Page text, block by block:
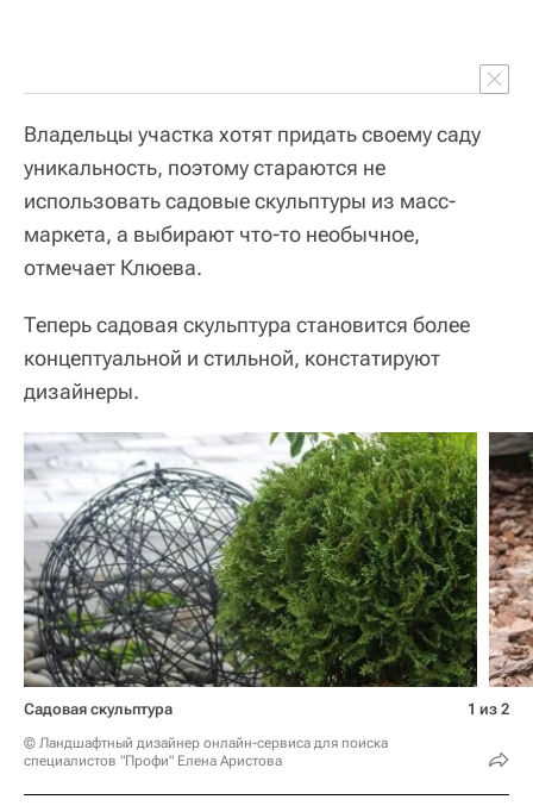
Владельцы участка хотят придать своему саду
уникальность, поэтому стараются не
использовать садовые скульптуры из масс-
маркета, а выбирают что-то необычное,
отмечает Клюева.
Теперь садовая скульптура становится более
концептуальной и стильной, констатируют
дизайнеры.
Садовая скульптура
© Ландшафтный дизайнер онлайн-сервиса для поиска
специалистов "Профи" Елена Аристова
1 из 2